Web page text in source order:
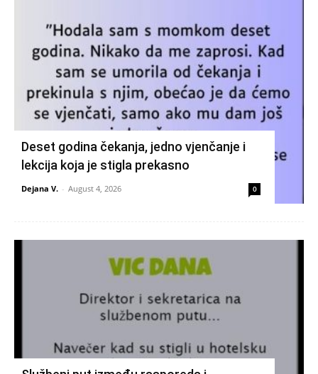
Deset godina čekanja, jedno vjenčanje i
lekcija koja je stigla prekasno
Dejana V. - August 4, 2026 0